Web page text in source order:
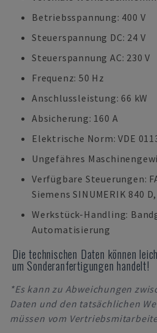
Betriebsspannung: 400 V
Steuerspannung DC: 24 V
Steuerspannung AC: 230 V
Frequenz: 50 Hz
Anschlussleistung: 66 kW
Absicherung: 160 A
Elektrische Norm: VDE
Ungefähres
Verfügbare Steuerungen:
Siemens SINUMERIK 840
Werkstück-Handling:
Automatisierung
Die technischen Daten können
um Sonderanfertigungen handelt!
*Es kann zu Abweichungen
Daten und den tatsächlichen
müssen vom